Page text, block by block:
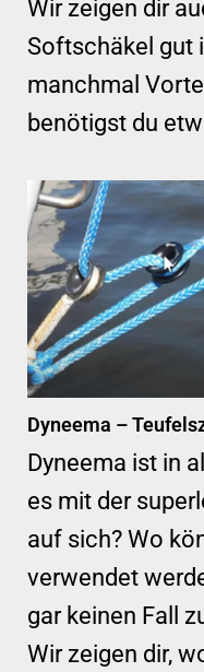
Wir zeigen dir
Softschäkel gut
manchmal
benötigst du
Dyneema –
Dyneema ist in
es mit der
auf sich? Wo
verwendet
gar keinen Fall
Wir zeigen dir,